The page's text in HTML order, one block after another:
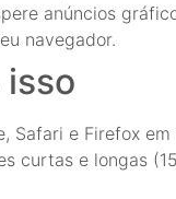
anúncios
navegador.
isso
Safari e Firefox
curtas e longas